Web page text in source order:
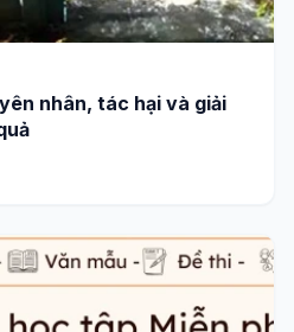
nhân, tác hại và giải